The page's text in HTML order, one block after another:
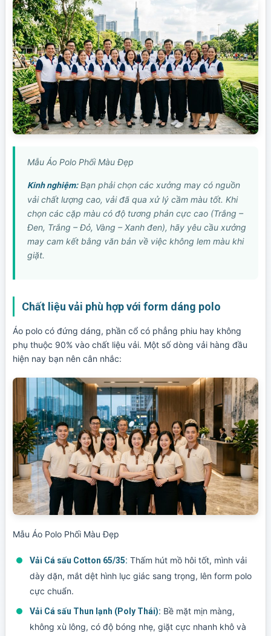
Mẫu Áo Polo Phối Màu Đẹp
Kinh nghiệm:Bạn phải chọn các xưởng may có nguồn
vải chất lượng cao, vải đã qua xử lý cầm màu tốt. Khi
chọn các cặp màu có độ tương phản cực cao (Trắng –
Đen, Trắng – Đỏ, Vàng – Xanh đen), hãy yêu cầu xưởng
may cam kết bằng văn bản về việc không lem màu khi
giặt.
Chất liệu vải phù hợp với form dáng polo
Áo polo có đứng dáng, phần cổ có phẳng phiu hay không
phụ thuộc 90% vào chất liệu vải. Một số dòng vải hàng đầu
hiện nay bạn nên cân nhắc:
Mẫu Áo Polo Phối Màu Đẹp
Vải Cá sấu Cotton 65/35: Thấm hút mồ hôi tốt, mình vải
dày dặn, mắt dệt hình lục giác sang trọng, lên form polo
cực chuẩn.
Vải Cá sấu Thun lạnh (Poly Thái): Bề mặt mịn màng,
không xù lông, có độ bóng nhẹ, giặt cực nhanh khô và